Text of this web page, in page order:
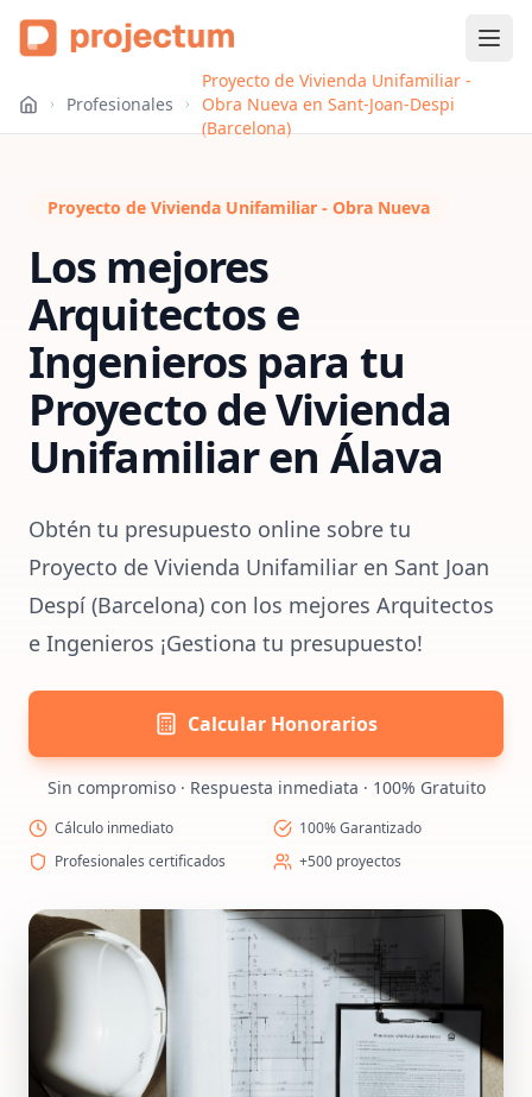
Profesionales
Proyecto de Vivienda Unifamiliar -
Obra Nueva en Sant-Joan-Despi
(Barcelona)
Proyecto de Vivienda Unifamiliar - Obra Nueva
Los mejores
Arquitectos e
Ingenieros para tu
Proyecto de Vivienda
Unifamiliaren Álava
Obtén tu presupuesto online sobre tu
Proyecto de Vivienda Unifamiliar en Sant Joan
Despí (Barcelona) con los mejores Arquitectos
e Ingenieros ¡Gestiona tu presupuesto!
Calcular Honorarios
Sin compromiso · Respuesta inmediata · 100% Gratuito
Cálculo inmediato
100% Garantizado
Profesionales certificados
+500 proyectos